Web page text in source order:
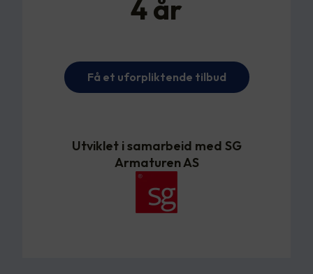
4år
Få et uforpliktende tilbud
Utviklet i samarbeid med SG
Armaturen AS